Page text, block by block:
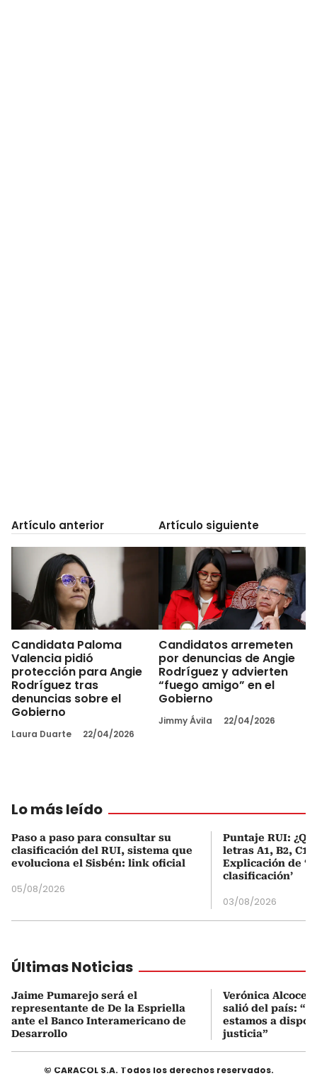
Artículo anterior
Candidata Paloma
Valencia pidió
protección para Angie
Rodríguez tras
denuncias sobre el
Gobierno
Laura Duarte 22/04/2026
Artículo siguiente
Candidatos arremeten
por denuncias de Angie
Rodríguez y advierten
“fuego amigo” en el
Gobierno
Jimmy Ávila 22/04/2026
Lo más leído
Paso a paso para consultar su
clasificación del RUI, sistema que
evoluciona el Sisbén: link oficial
05/08/2026
Puntaje RUI:
letras A1, B2, C1
Explicación de
clasificación’
03/08/2026
Últimas Noticias
Jaime Pumarejo será el
representante de De la Espriella
ante el Banco Interamericano de
Desarrollo
Verónica Alcocer
salió del país:
estamos a
justicia”
© CARACOL S.A. Todos los derechos reservados.